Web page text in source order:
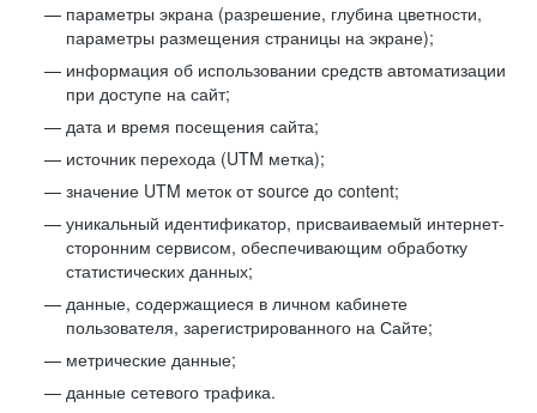
параметры экрана (разрешение, глубина цветности,
параметры размещения страницы на экране);
информация об использовании средств автоматизации
при доступе на сайт;
дата и время посещения сайта;
источник перехода (UTM метка);
значение UTM меток от source до content;
уникальный идентификатор, присваиваемый интернет-
сторонним сервисом, обеспечивающим обработку
статистических данных;
данные, содержащиеся в личном кабинете
пользователя, зарегистрированного на Сайте;
метрические данные;
данные сетевого трафика.